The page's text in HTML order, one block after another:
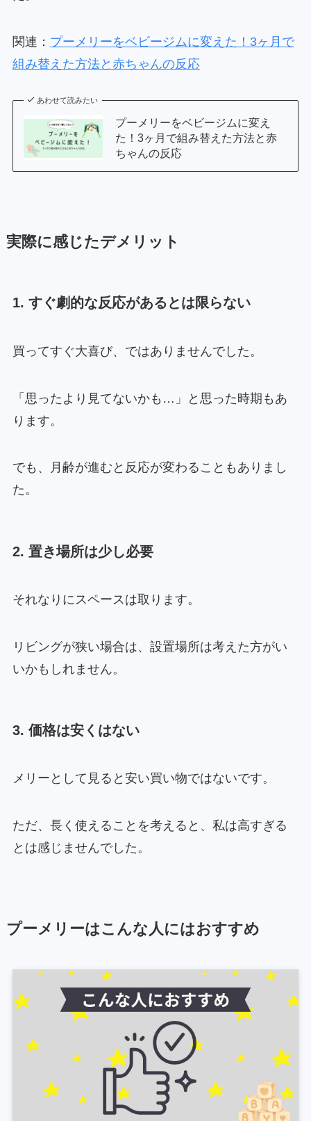
関連： プーメリーをベビージムに変えた！3ヶ月で
組み替えた方法と赤ちゃんの反応
あわせて読みたい
プーメリーをベビージムに変え
た！3ヶ月で組み替えた方法と赤
ちゃんの反応
実際に感じたデメリット
1. すぐ劇的な反応があるとは限らない
買ってすぐ大喜び、ではありませんでした。
「思ったより見てないかも…」と思った時期もあ
ります。
でも、月齢が進むと反応が変わることもありまし
た。
2. 置き場所は少し必要
それなりにスペースは取ります。
リビングが狭い場合は、設置場所は考えた方がい
いかもしれません。
3. 価格は安くはない
メリーとして見ると安い買い物ではないです。
ただ、長く使えることを考えると、私は高すぎる
とは感じませんでした。
プーメリーはこんな人にはおすすめ